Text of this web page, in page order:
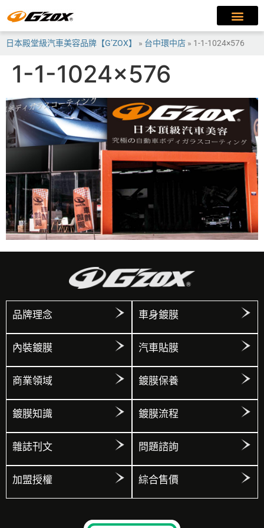
日本殿堂級汽車美容品牌【G’ZOX】 » 台中環中店 » 1-1-1024×576
1-1-1024×576
品牌理念 車身鍍膜
內裝鍍膜 汽車貼膜
商業領域 鍍膜保養
鍍膜知識 鍍膜流程
雜誌刊文 問題諮詢
加盟授權 綜合售價